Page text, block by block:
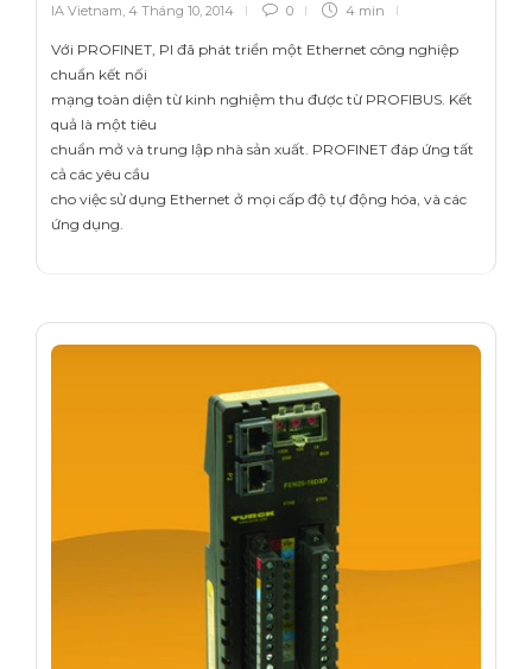
IA Vietnam 4 Tháng 10, 2014 0 4 min
Với PROFINET, PI đã phát triển một Ethernet công nghiệp
chuẩn kết nối
mạng toàn diện từ kinh nghiệm thu được từ PROFIBUS. Kết
quả là một tiêu
chuẩn mở và trung lập nhà sản xuất. PROFINET đáp ứng tất
cả các yêu cầu
cho việc sử dụng Ethernet ở mọi cấp độ tự động hóa, và các
ứng dụng.